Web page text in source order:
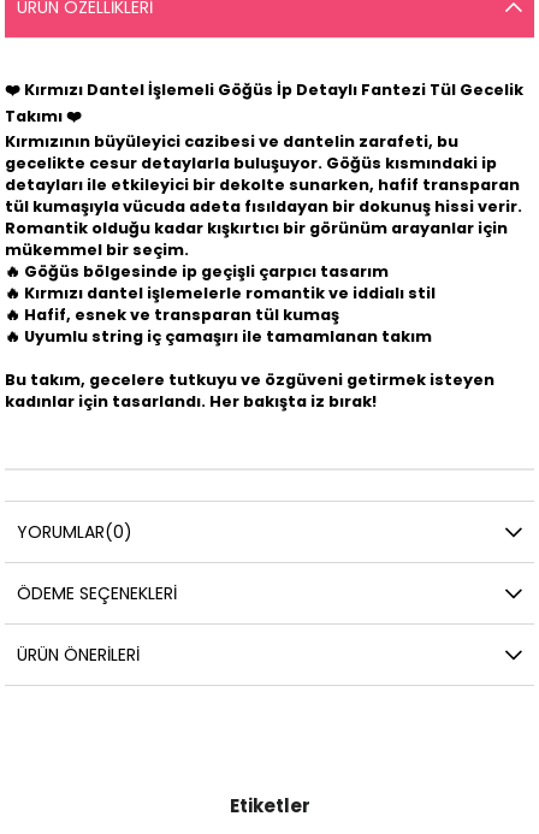
ÜRÜN ÖZELLIKLERI
❤️ Kırmızı Dantel İşlemeli Göğüs İp Detaylı Fantezi Tül Gecelik
Takımı❤️
Kırmızının büyüleyici cazibesi ve dantelin zarafeti, bu
gecelikte cesur detaylarla buluşuyor. Göğüs kısmındaki ip
detayları ile etkileyici bir dekolte sunarken, hafif transparan
tül kumaşıyla vücuda adeta fısıldayan bir dokunuş hissi verir.
Romantik olduğu kadar kışkırtıcı bir görünüm arayanlar için
mükemmel bir seçim.
🔥 Göğüs bölgesinde ip geçişli çarpıcı tasarım
🔥 Kırmızı dantel işlemelerle romantik ve iddialı stil
🔥 Hafif, esnek ve transparan tül kumaş
🔥 Uyumlu string iç çamaşırı ile tamamlanan takım
Bu takım, gecelere tutkuyu ve özgüveni getirmek isteyen
kadınlar için tasarlandı. Her bakışta iz bırak!
YORUMLAR(0)
ÖDEME SEÇENEKLERI
ÜRÜN ÖNERILERI
Etiketler